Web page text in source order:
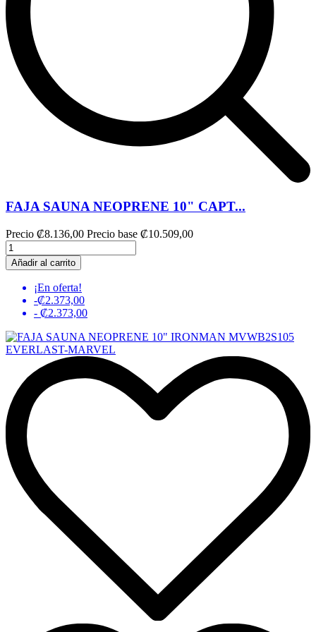
FAJA SAUNA NEOPRENE 10" CAPT...
Precio ₡8.136,00 Precio base ₡10.509,00
Añadir al carrito
¡En oferta!
-₡2.373,00
- ₡2.373,00